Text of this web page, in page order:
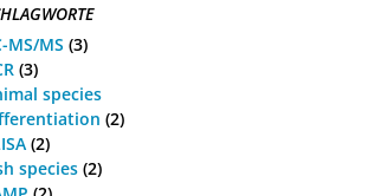
MS/MS (3)
(3)
species
(2)
(2)
species (2)